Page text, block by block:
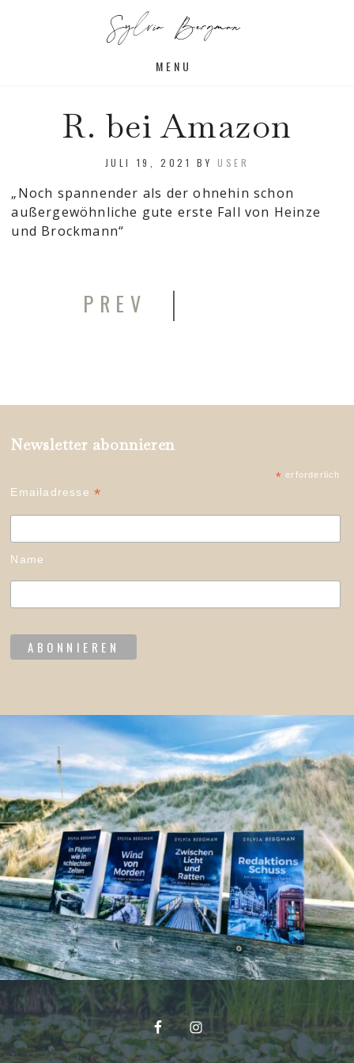
Sylvia Bergman
MENU
R. bei Amazon
JULI 19, 2021 BY USER
„Noch spannender als der ohnehin schon
außergewöhnliche gute erste Fall von Heinze
und Brockmann“
PREV
Newsletter abonnieren
* erforderlich
Emailadresse*
Name